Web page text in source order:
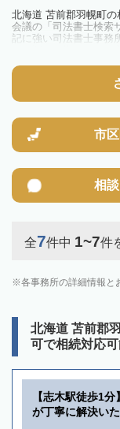
北海道 苫前郡羽幌町
会議の「司法書士検索
記に強い司法書士事務
やお悩みを抱えている
不動産を相続した場合
10万円以下の過料が
化前の相続も対象とな
す。その他の相続手続
また、義務化に伴い、
の話し合いがまとまら
市
相
全7件中 1~7件
各事務所の詳細情報と
北海道 苫前郡
可で相続対応
【志木駅徒歩1
が丁寧に解決い